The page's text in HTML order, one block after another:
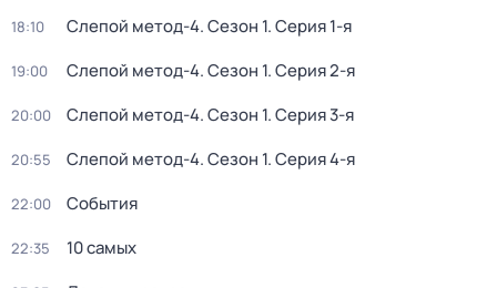
18:10 Слепой метод-4. Сезон 1. Серия 1-я
19:00 Слепой метод-4. Сезон 1. Серия 2-я
20:00 Слепой метод-4. Сезон 1. Серия 3-я
20:55 Слепой метод-4. Сезон 1. Серия 4-я
22:00 События
22:35 10 самых